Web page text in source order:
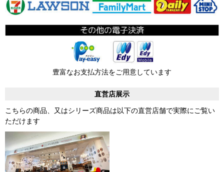
豊富なお支払方法をご用意しています
直営店展示
こちらの商品、又はシリーズ商品は以下の直営店舗で実際にご覧い
ただけます